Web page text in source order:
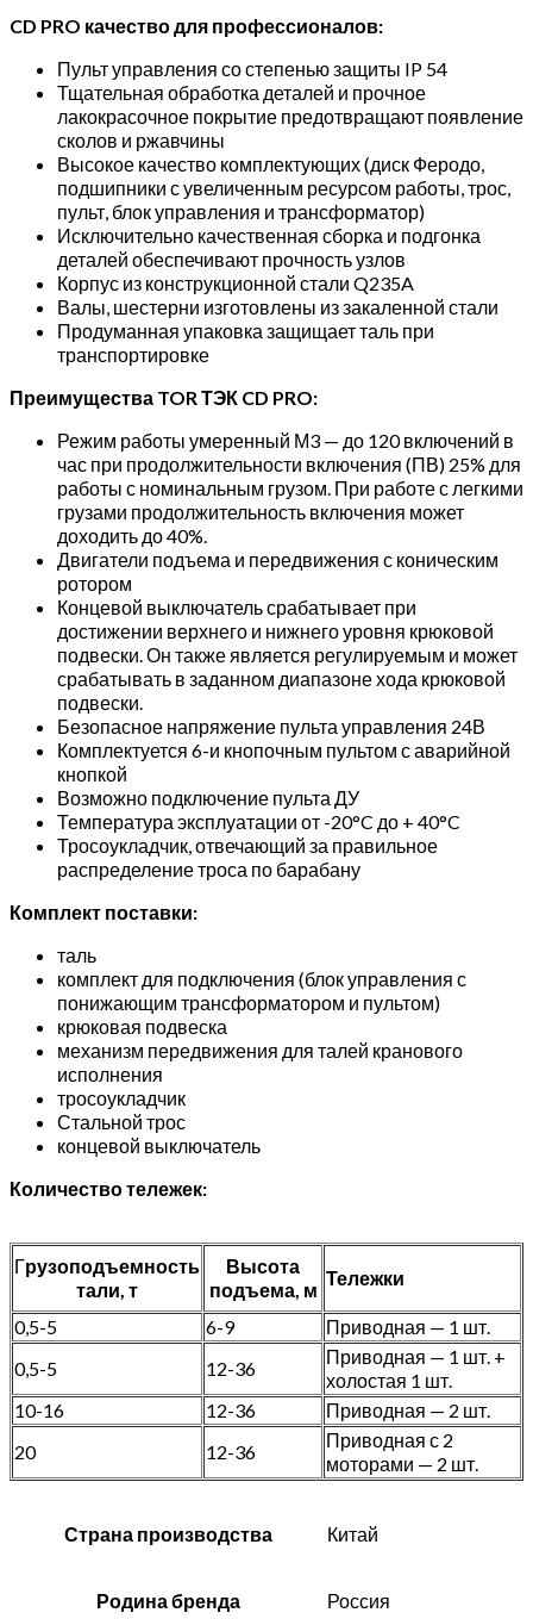
CD PRO качество для профессионалов:
Пульт управления со степенью защиты IP 54
Тщательная обработка деталей и прочное
лакокрасочное покрытие предотвращают появление
сколов и ржавчины
Высокое качество комплектующих (диск Феродо,
подшипники с увеличенным ресурсом работы, трос,
пульт, блок управления и трансформатор)
Исключительно качественная сборка и подгонка
деталей обеспечивают прочность узлов
Корпус из конструкционной стали Q235A
Валы, шестерни изготовлены из закаленной стали
Продуманная упаковка защищает таль при
транспортировке
Преимущества TOR ТЭК CD PRO:
Режим работы умеренный М3 — до 120 включений в
час при продолжительности включения (ПВ) 25% для
работы с номинальным грузом. При работе с легкими
грузами продолжительность включения может
доходить до 40%.
Двигатели подъема и передвижения с коническим
ротором
Концевой выключатель срабатывает при
достижении верхнего и нижнего уровня крюковой
подвески. Он также является регулируемым и может
срабатывать в заданном диапазоне хода крюковой
подвески.
Безопасное напряжение пульта управления 24В
Комплектуется 6-и кнопочным пультом с аварийной
кнопкой
Возможно подключение пульта ДУ
Температура эксплуатации от -20°C до + 40°C
Тросоукладчик, отвечающий за правильное
распределение троса по барабану
Комплект поставки:
таль
комплект для подключения (блок управления с
понижающим трансформатором и пультом)
крюковая подвеска
механизм передвижения для талей кранового
исполнения
тросоукладчик
Стальной трос
концевой выключатель
Количество тележек:
Грузоподъемность
тали, т
Высота
подъема, м
Тележки
0,5-5 6-9
Приводная — 1 шт.
0,5-5
12-36
Приводная — 1 шт. +
холостая 1 шт.
10-16
12-36
Приводная — 2 шт.
20
12-36
Приводная с 2
моторами — 2 шт.
Страна производства Китай
Родина бренда Россия